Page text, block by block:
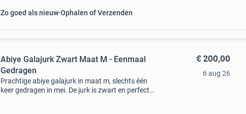
Zo goed als nieuw Ophalen of Verzenden
Abiye Galajurk Zwart Maat M - Eenmaal
Gedragen
Prachtige abiye galajurk in maat m, slechts één
keer gedragen in mei. De jurk is zwart en perfect
€ 200,00
6 aug 26